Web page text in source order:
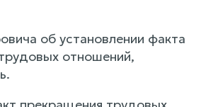
об установлении факта
отношений,